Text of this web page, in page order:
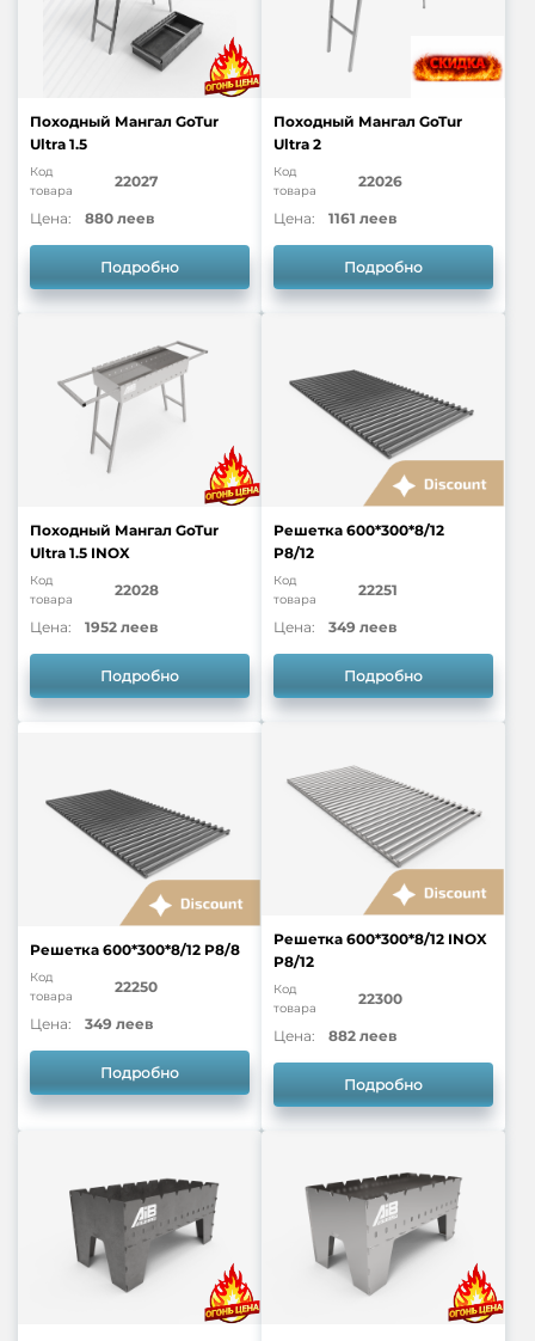
Походный Мангал GoTur
Ultra 1.5
Код
товара
22027
Цена: 880 леев
Подробно
Походный Мангал GoTur
Ultra 2
Код
товара
22026
Цена: 1161 леев
Подробно
Походный Мангал GoTur
Ultra 1.5 INOX
Код
товара
22028
Цена: 1952 леев
Подробно
Решетка 600*300*8/12
P8/12
Код
товара
22251
Цена: 349 леев
Подробно
Решетка 600*300*8/12 P8/8
Код
товара
22250
Цена: 349 леев
Подробно
Решетка 600*300*8/12 INOX
P8/12
Код
товара
22300
Цена: 882 леев
Подробно